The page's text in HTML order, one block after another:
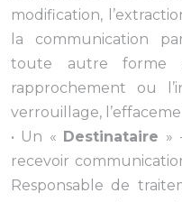
modification,
la communication
toute autre forme
rapprochement ou
verrouillage,
• Un « Destinataire »
recevoir
Responsable de